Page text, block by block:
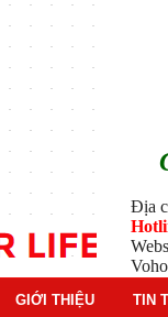
Địa
GIỚI THIỆU TIN